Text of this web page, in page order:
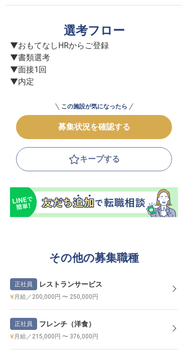
選考フロー
▼おもてなしHRからご登録
▼書類選考
▼面接1回
▼内定
この施設が気になったら
募集状況を確認する
キープする
その他の募集職種
正社員 レストランサービス
月給／200,000円 〜 250,000円
正社員 フレンチ（洋食）
月給／215,000円 〜 376,000円